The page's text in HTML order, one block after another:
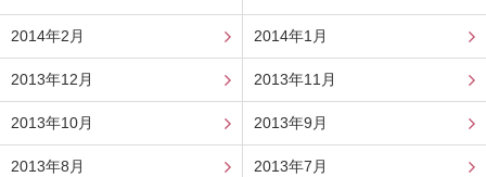
2014年2月 2014年1月
2013年12月 2013年11月
2013年10月 2013年9月
2013年8月 2013年7月